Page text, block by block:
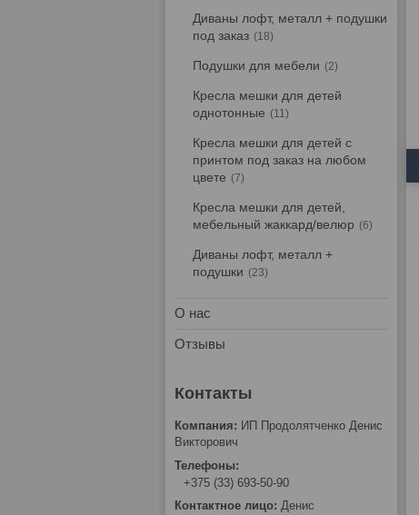
Диваны лофт, металл + подушки
под заказ
18
Подушки для мебели 2
Кресла мешки для детей
однотонные
11
Кресла мешки для детей с
принтом под заказ на любом
цвете
7
Кресла мешки для детей,
мебельный жаккард/велюр
6
Диваны лофт, металл +
подушки
23
О нас
Отзывы
ИП Продолятченко Денис
Викторович
+375 (33) 693-50-90
Денис